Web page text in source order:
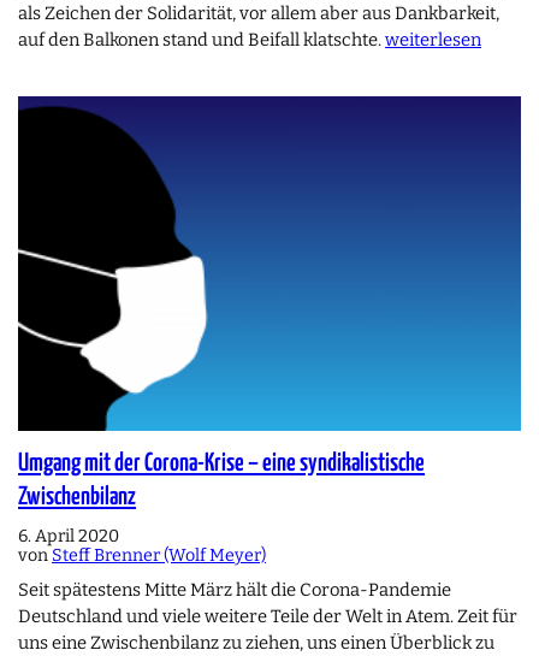
als Zeichen der Solidarität, vor allem aber aus Dankbarkeit,
auf den Balkonen stand und Beifall klatschte.weiterlesen
Umgang mit der Corona-Krise – eine syndikalistische
Zwischenbilanz
6. April 2020
von Steff Brenner (Wolf Meyer)
Seit spätestens Mitte März hält die Corona-Pandemie
Deutschland und viele weitere Teile der Welt in Atem. Zeit für
uns eine Zwischenbilanz zu ziehen, uns einen Überblick zu